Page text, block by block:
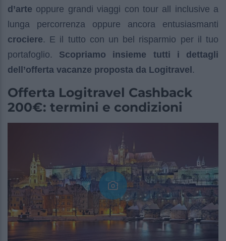
d’arte oppure grandi viaggi con tour all inclusive a
lunga percorrenza oppure ancora entusiasmanti
crociere. E il tutto con un bel risparmio per il tuo
portafoglio. Scopriamo insieme tutti i dettagli
dell’offerta vacanze proposta da Logitravel .
Offerta Logitravel Cashback
200€: termini e condizioni